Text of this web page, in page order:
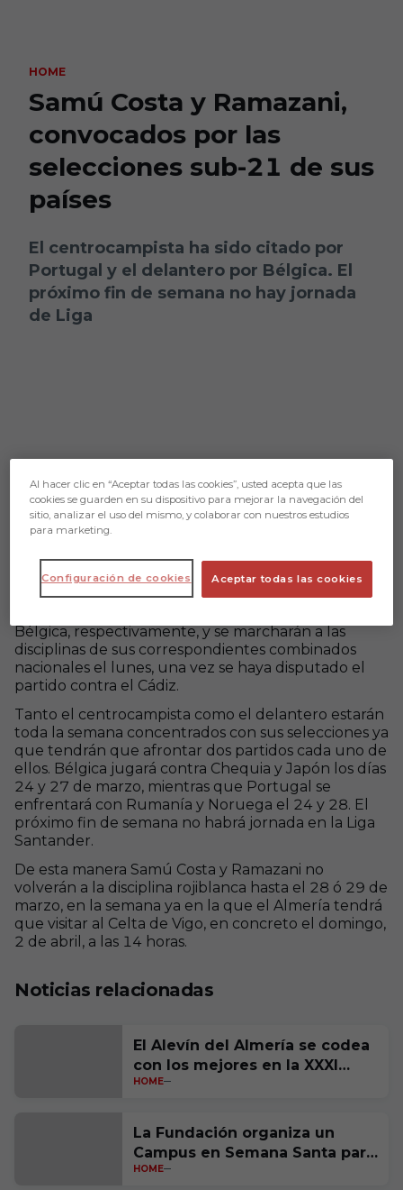
HOME
Samú Costa y Ramazani,
convocados por las
selecciones sub-21 de sus
países
El centrocampista ha sido citado por
Portugal y el delantero por Bélgica. El
próximo fin de semana no hay jornada
de Liga
Samú Costa y Ramazani han sido convocados por las
Bélgica, respectivamente, y se marcharán a las
disciplinas de sus correspondientes combinados
nacionales el lunes, una vez se haya disputado el
partido contra el Cádiz.
Tanto el centrocampista como el delantero estarán
toda la semana concentrados con sus selecciones ya
que tendrán que afrontar dos partidos cada uno de
ellos. Bélgica jugará contra Chequia y Japón los días
24 y 27 de marzo, mientras que Portugal se
enfrentará con Rumanía y Noruega el 24 y 28. El
próximo fin de semana no habrá jornada en la Liga
Santander.
De esta manera Samú Costa y Ramazani no
volverán a la disciplina rojiblanca hasta el 28 ó 29 de
marzo, en la semana ya en la que el Almería tendrá
que visitar al Celta de Vigo, en concreto el domingo,
2 de abril, a las 14 horas.
Noticias relacionadas
El Alevín del Almería se codea
con los mejores en la XXXI
edición de LaLiga FC Futures
HOME
La Fundación organiza un
Campus en Semana Santa para
niños y niñas de entre 6 y 14
HOME
Al hacer clic en “Aceptar todas las cookies”, usted acepta que las
cookies se guarden en su dispositivo para mejorar la navegación del
sitio, analizar el uso del mismo, y colaborar con nuestros estudios
para marketing.
Aceptar todas las cookies
Configuración de cookies